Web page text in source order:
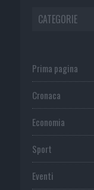
CATEGORIE
Prima pagina
Cronaca
Economia
Sport
Eventi